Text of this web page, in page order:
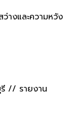
ว่างและความหวัง
รี // รายงาน